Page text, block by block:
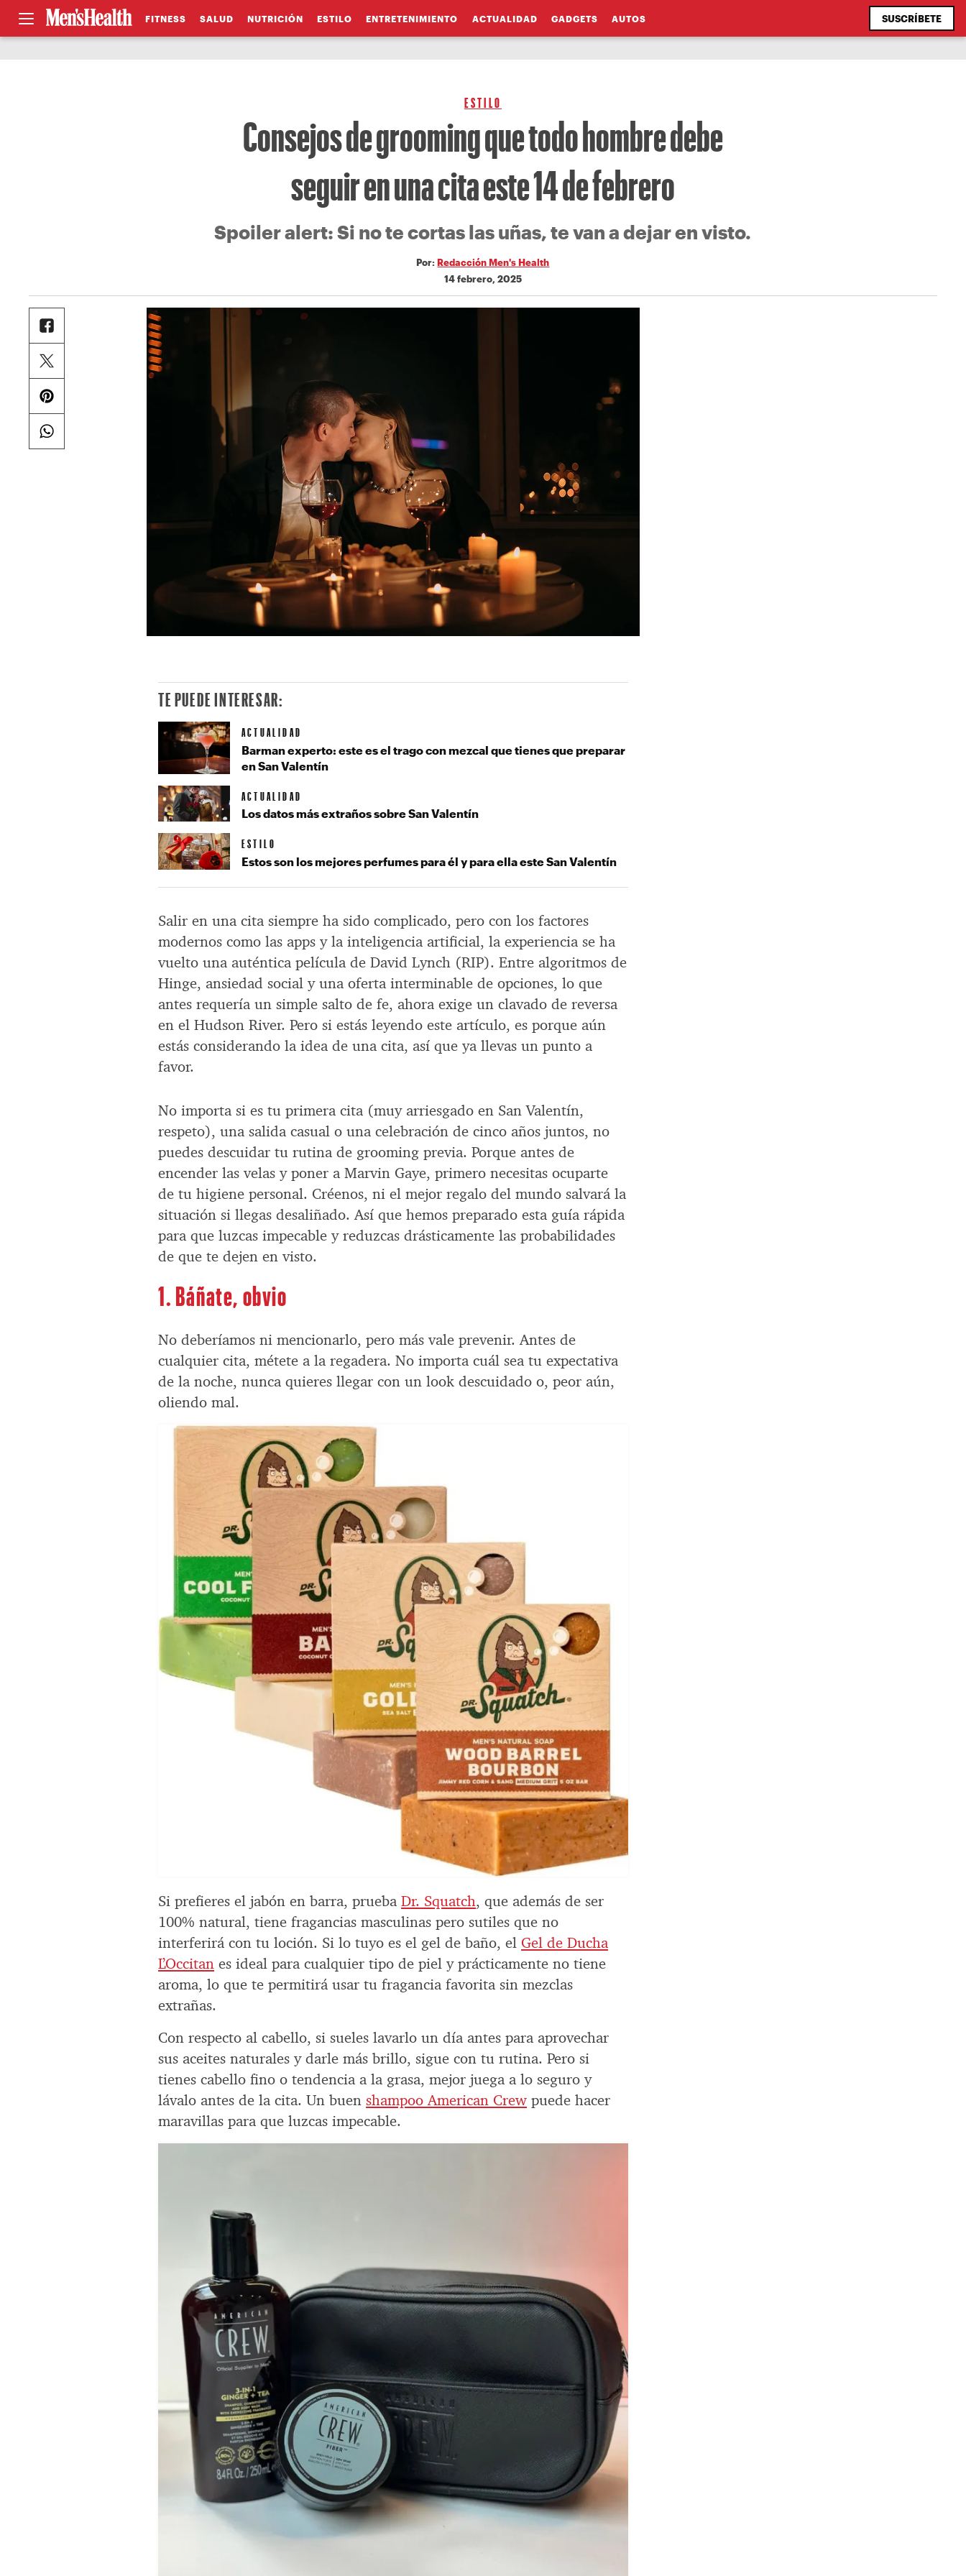
FITNESS SALUD NUTRICIÓN ESTILO ENTRETENIMIENTO ACTUALIDAD GADGETS AUTOS SUSCRÍBETE
ESTILO
Consejos de grooming que todo hombre debe
seguir en una cita este 14 de febrero
Spoiler alert: Si no te cortas las uñas, te van a dejar en visto.
Por:Redacción Men's Health
14 febrero, 2025
Salir en una cita siempre ha sido complicado, pero con los factores
modernos como las apps y la inteligencia artificial, la experiencia se ha
vuelto una auténtica película de David Lynch (RIP). Entre algoritmos de
Hinge, ansiedad social y una oferta interminable de opciones, lo que
antes requería un simple salto de fe, ahora exige un clavado de reversa
en el Hudson River. Pero si estás leyendo este artículo, es porque aún
estás considerando la idea de una cita, así que ya llevas un punto a
favor.
No importa si es tu primera cita (muy arriesgado en San Valentín,
respeto), una salida casual o una celebración de cinco años juntos, no
puedes descuidar tu rutina de grooming previa. Porque antes de
encender las velas y poner a Marvin Gaye, primero necesitas ocuparte
de tu higiene personal. Créenos, ni el mejor regalo del mundo salvará la
situación si llegas desaliñado. Así que hemos preparado esta guía rápida
para que luzcas impecable y reduzcas drásticamente las probabilidades
de que te dejen en visto.
1. Báñate, obvio
No deberíamos ni mencionarlo, pero más vale prevenir. Antes de
cualquier cita, métete a la regadera. No importa cuál sea tu expectativa
de la noche, nunca quieres llegar con un look descuidado o, peor aún,
oliendo mal.
Si prefieres el jabón en barra, pruebaDr. Squatch, que además de ser
100% natural, tiene fragancias masculinas pero sutiles que no
interferirá con tu loción. Si lo tuyo es el gel de baño, el Gel de Ducha
L’Occitan es ideal para cualquier tipo de piel y prácticamente no tiene
aroma, lo que te permitirá usar tu fragancia favorita sin mezclas
extrañas.
Con respecto al cabello, si sueles lavarlo un día antes para aprovechar
sus aceites naturales y darle más brillo, sigue con tu rutina. Pero si
tienes cabello fino o tendencia a la grasa, mejor juega a lo seguro y
lávalo antes de la cita. Un buenshampoo American Crew puede hacer
maravillas para que luzcas impecable.
TE PUEDE INTERESAR:
ACTUALIDAD
Barman experto: este es el trago con mezcal que tienes que preparar
en San Valentín
ACTUALIDAD
Los datos más extraños sobre San Valentín
ESTILO
Estos son los mejores perfumes para él y para ella este San Valentín